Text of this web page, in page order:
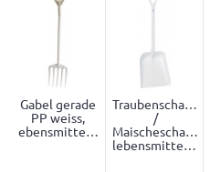
Gabel gerade
PP weiss,
lebensmittelecht
Traubenschaufel
/
Maischeschaufel
lebensmittelecht